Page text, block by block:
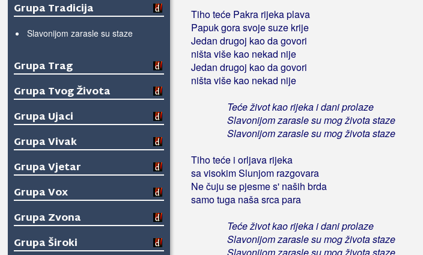
Grupa Tradicija
Slavonijom zarasle su staze
Grupa Trag
Grupa Tvog Života
Grupa Ujaci
Grupa Vivak
Grupa Vjetar
Grupa Vox
Grupa Zvona
Grupa Široki
Tiho teće Pakra rijeka plava
Papuk gora svoje suze krije
Jedan drugoj kao da govori
ništa više kao nekad nije
Jedan drugoj kao da govori
ništa više kao nekad nije
Teće život kao rijeka i dani prolaze
Slavonijom zarasle su mog života staze
Slavonijom zarasle su mog života staze
Tiho teće i orljava rijeka
sa visokim Slunjom razgovara
Ne čuju se pjesme s' naših brda
samo tuga naša srca para
Teće život kao rijeka i dani prolaze
Slavonijom zarasle su mog života staze